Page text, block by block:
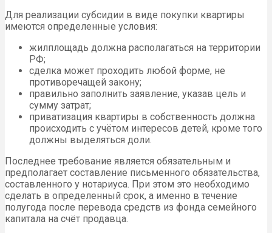
Для реализации субсидии в виде покупки квартиры
имеются определенные условия:
жилплощадь должна располагаться на территории
РФ;
сделка может проходить любой форме, не
противоречащей закону;
правильно заполнить заявление, указав цель и
сумму затрат;
приватизация квартиры в собственность должна
происходить с учётом интересов детей, кроме того
должны выделяться доли.
Последнее требование является обязательным и
предполагает составление письменного обязательства,
составленного у нотариуса. При этом это необходимо
сделать в определенный срок, а именно в течение
полугода после перевода средств из фонда семейного
капитала на счёт продавца.